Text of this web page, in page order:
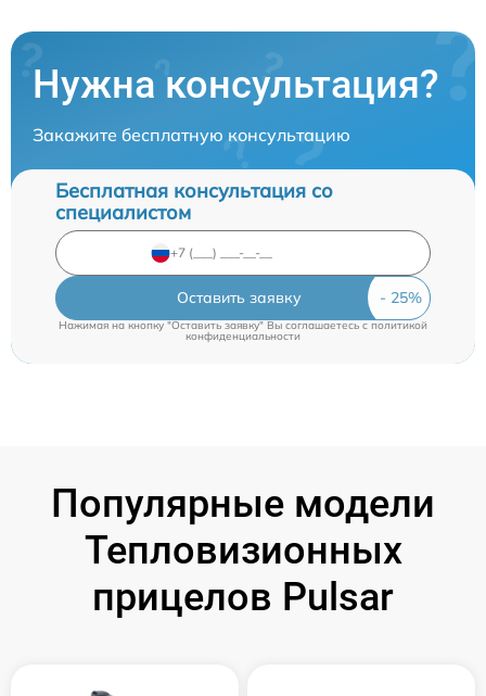
Нужна консультация?
Закажите бесплатную консультацию
Бесплатная консультация со
специалистом
Оставить заявку
Нажимая на кнопку "Оставить заявку" Вы соглашаетесь cполитикой
конфиденциальности
Популярные модели
Тепловизионных
прицелов Pulsar